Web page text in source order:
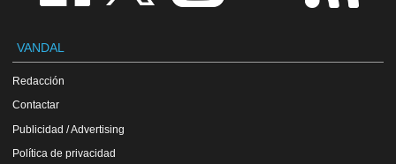
VANDAL
Redacción
Contactar
Publicidad / Advertising
Política de privacidad